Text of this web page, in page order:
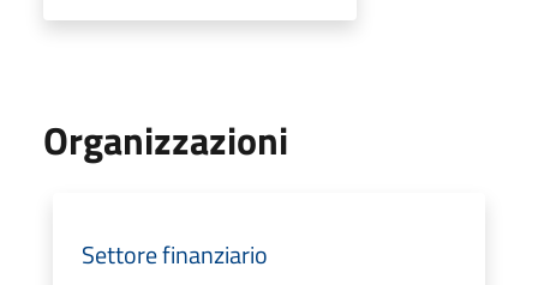
Organizzazioni
Settore finanziario